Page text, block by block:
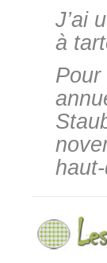
J’ai
à